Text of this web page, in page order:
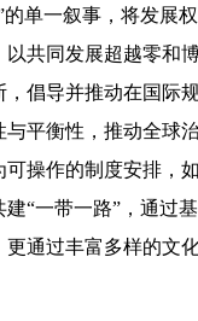
的单一叙事，将发展
以共同发展超越零和
，倡导并推动在国
与平衡性，推动全球
可操作的制度安排，
“一带一路”，通过
通过丰富多样的文